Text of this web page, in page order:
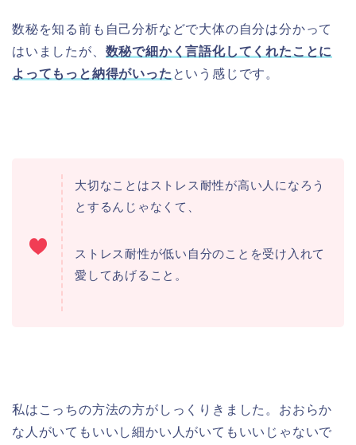
数秘を知る前も自己分析などで大体の自分は分かって
はいましたが、 数秘で細かく言語化してくれたことに
よってもっと納得がいった という感じです。
大切なことはストレス耐性が高い人になろう
とするんじゃなくて、
ストレス耐性が低い自分のことを受け入れて
愛してあげること。
私はこっちの方法の方がしっくりきました。おおらか
な人がいてもいいし細かい人がいてもいいじゃないで